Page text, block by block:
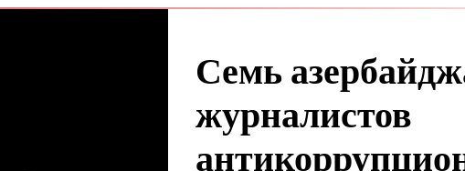
Семь
журналистов